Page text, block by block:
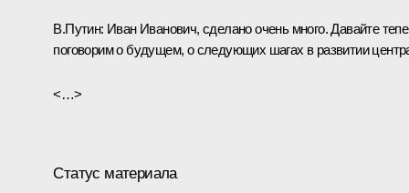
В.Путин: Иван Иванович, сделано очень много. Давайте
поговорим о будущем, о следующих шагах в развитии
<…>
Статус материала